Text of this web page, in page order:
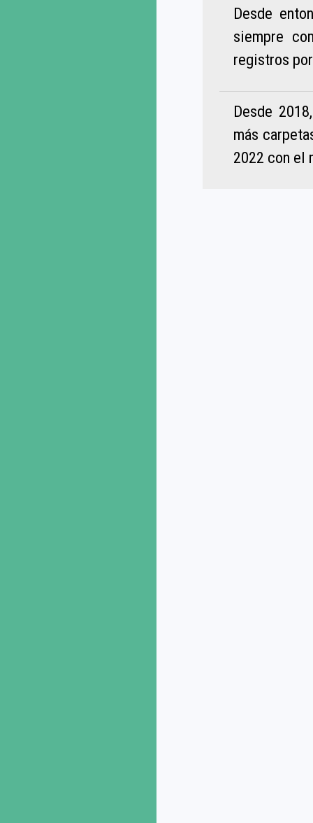
Desde
siempre
registros
Desde
más
2022 con el